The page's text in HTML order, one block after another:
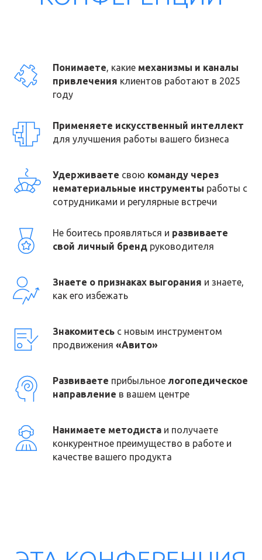
Понимаете, какие механизмы и каналы
привлечения клиентов работают в 2025
году
Применяете искусственный интеллект
для улучшения работы вашего бизнеса
Удерживаете свою команду через
нематериальные инструменты работы с
сотрудниками и регулярные встречи
Не боитесь проявляться и развиваете
свой личный бренд руководителя
Знаете о признаках выгорания и знаете,
как его избежать
Знакомитесь с новым инструментом
продвижения «Авито»
Развиваете прибыльное логопедическое
направление в вашем центре
Нанимаете методиста и получаете
конкурентное преимущество в работе и
качестве вашего продукта